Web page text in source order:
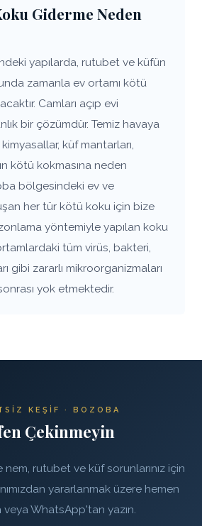
Giderme Neden
yapılarda, rutubet ve küfün
zamanla ev ortamı kötü
Camları açıp evi
bir çözümdür. Temiz havaya
kimyasallar, küf mantarları,
kötü kokmasına neden
bölgesindeki ev ve
her tür kötü koku için bize
yöntemiyle yapılan koku
tüm virüs, bakteri,
gibi zararlı mikroorganizmaları
yok etmektedir.
KEŞIF · BOZOBA
Çekinmeyin
rutubet ve küf sorunlarınız için
yararlanmak üzere hemen
veya WhatsApp'tan yazın.